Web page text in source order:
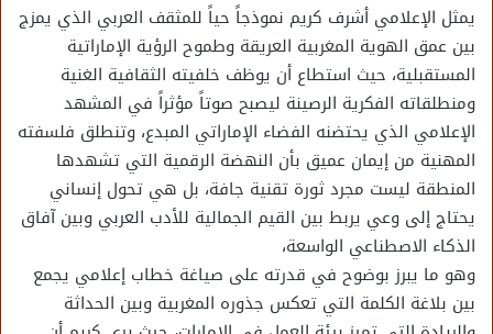
​يمثل الإعلامي أشرف كريم نموذجاً حياً للمثقف العربي الذي يمزج
بين عمق الهوية المغربية العريقة وطموح الرؤية الإماراتية
المستقبلية، حيث استطاع أن يوظف خلفيته الثقافية الغنية
ومنطلقاته الفكرية الرصينة ليصبح صوتاً مؤثراً في المشهد
الإعلامي الذي يحتضنه الفضاء الإماراتي المبدع، وتنطلق فلسفته
المهنية من إيمان عميق بأن النهضة الرقمية التي تشهدها
المنطقة ليست مجرد ثورة تقنية جافة، بل هي تحول إنساني
يحتاج إلى وعي يربط بين القيم الجمالية للأدب العربي وبين آفاق
الذكاء الاصطناعي الواسعة،
وهو ما يبرز بوضوح في قدرته على صياغة خطاب إعلامي يجمع
بين بلاغة الكلمة التي تعكس جذوره المغربية وبين الحداثة